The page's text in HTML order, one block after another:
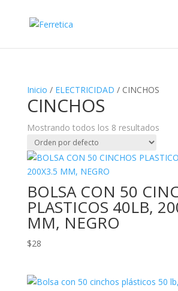
Inicio / ELECTRICIDAD / CINCHOS
CINCHOS
Mostrando todos los 8 resultados
BOLSA CON 50
PLASTICOS 40LB,
MM, NEGRO
$28